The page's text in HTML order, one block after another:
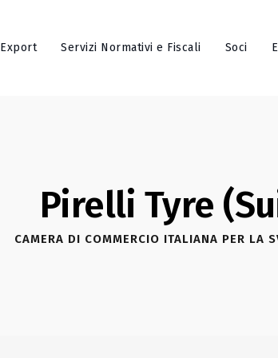
Export Servizi Normativi e Fiscali Soci
Pirelli Tyre
CAMERA DI COMMERCIO ITALIANA PER LA